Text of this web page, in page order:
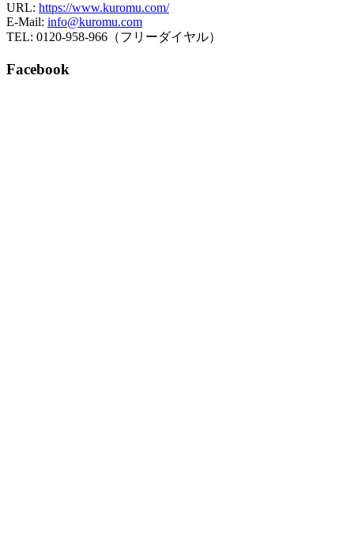
URL: https://www.kuromu.com/
E-Mail: info@kuromu.com
TEL: 0120-958-966（フリーダイヤル）
Facebook